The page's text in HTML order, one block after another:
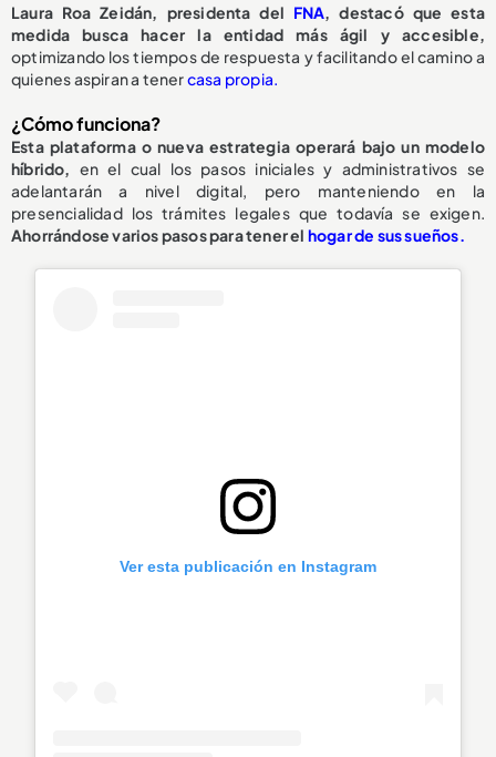
Laura Roa Zeidán, presidenta del FNA, destacó que esta
medida busca hacer la entidad más ágil y accesible,
optimizando los tiempos de respuesta y facilitando el camino a
quienes aspiran a tenercasa propia.
¿Cómo funciona?
Esta plataforma o nueva estrategia operará bajo un modelo
híbrido, en el cual los pasos iniciales y administrativos se
adelantarán a nivel digital, pero manteniendo en la
presencialidad los trámites legales que todavía se exigen.
Ahorrándose varios pasos para tener el hogar de sus sueños.
Ver esta publicación en Instagram